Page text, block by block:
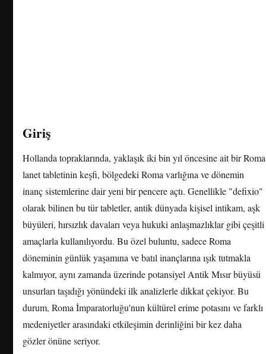
Giriş
Hollanda topraklarında, yaklaşık iki bin yıl öncesine ait bir Roma
lanet tabletinin keşfi, bölgedeki Roma varlığına ve dönemin
inanç sistemlerine dair yeni bir pencere açtı. Genellikle "defixio"
olarak bilinen bu tür tabletler, antik dünyada kişisel intikam, aşk
büyüleri, hırsızlık davaları veya hukuki anlaşmazlıklar gibi çeşitli
amaçlarla kullanılıyordu. Bu özel buluntu, sadece Roma
döneminin günlük yaşamına ve batıl inançlarına ışık tutmakla
kalmıyor, aynı zamanda üzerinde potansiyel Antik Mısır büyüsü
unsurları taşıdığı yönündeki ilk analizlerle dikkat çekiyor. Bu
durum, Roma İmparatorluğu'nun kültürel erime potasını ve farklı
medeniyetler arasındaki etkileşimin derinliğini bir kez daha
gözler önüne seriyor.